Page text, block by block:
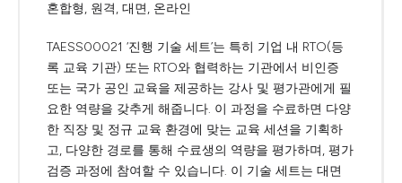
혼합형, 원격, 대면, 온라인
TAESS00021 ‘진행 기술 세트’는 특히 기업 내 RTO(등
록 교육 기관) 또는 RTO와 협력하는 기관에서 비인증
또는 국가 공인 교육을 제공하는 강사 및 평가관에게 필
요한 역량을 갖추게 해줍니다. 이 과정을 수료하면 다양
한 직장 및 정규 교육 환경에 맞는 교육 세션을 기획하
고, 다양한 경로를 통해 수료생의 역량을 평가하며, 평가
검증 과정에 참여할 수 있습니다. 이 기술 세트는 대면